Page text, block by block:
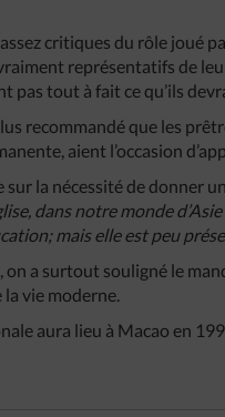
critiques du rôle joué
représentatifs de
pas tout à fait ce qu’ils
recommandé que les
aient l’occasion
la nécessité de donner
dans notre monde
mais elle est peu
on a surtout souligné le
vie moderne.
aura lieu à Macao en